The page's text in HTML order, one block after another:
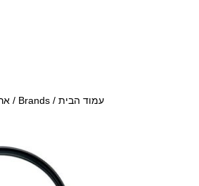
עמוד הבית /
Brands
/